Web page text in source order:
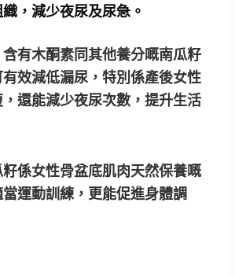
，減少夜尿及尿急。
有木酮素同其他養分嘅南瓜籽
效減低漏尿，特別係產後女性
還能減少夜尿次數，提升生活
係女性骨盆底肌肉天然保養嘅
運動訓練，更能促進身體調